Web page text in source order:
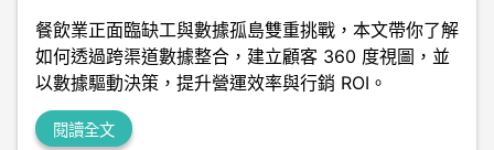
餐飲業正面臨缺工與數據孤島雙重挑戰，本文帶你了解
如何透過跨渠道數據整合，建立顧客 360 度視圖，並
以數據驅動決策，提升營運效率與行銷 ROI。
閱讀全文